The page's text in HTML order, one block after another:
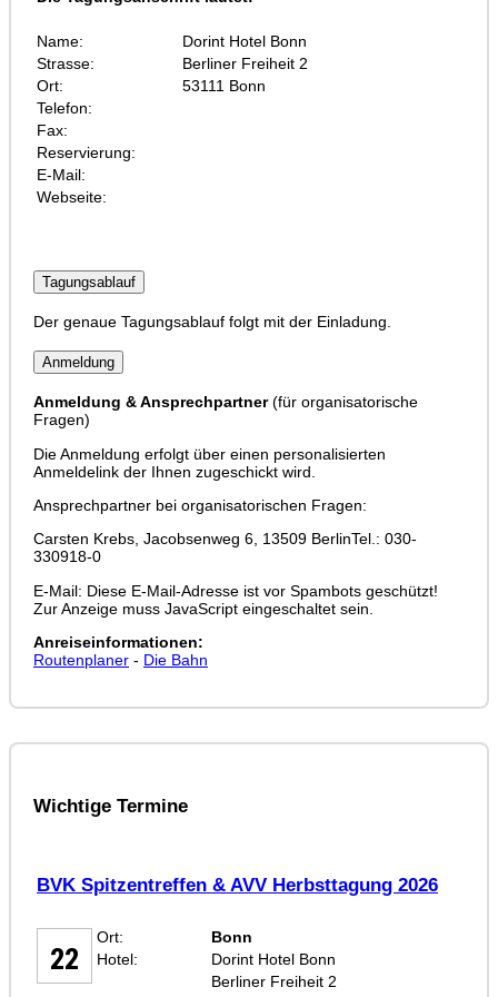
Name:
Dorint Hotel Bonn
Strasse:
Berliner Freiheit 2
Ort:
53111 Bonn
Telefon:
Fax:
Reservierung:
E-Mail:
Webseite:
Tagungsablauf
Der genaue Tagungsablauf folgt mit der Einladung.
Anmeldung
Anmeldung & Ansprechpartner(für organisatorische
Fragen)
Die Anmeldung erfolgt über einen personalisierten
Anmeldelink der Ihnen zugeschickt wird.
Ansprechpartner bei organisatorischen Fragen:
Carsten Krebs, Jacobsenweg 6, 13509 BerlinTel.: 030-
330918-0
E-Mail: Diese E-Mail-Adresse ist vor Spambots geschützt!
Zur Anzeige muss JavaScript eingeschaltet sein.
Anreiseinformationen:
Routenplaner - Die Bahn
Wichtige Termine
BVK Spitzentreffen & AVV Herbsttagung 2026
22
Ort:
Bonn
Hotel:
Dorint Hotel Bonn
Berliner Freiheit 2